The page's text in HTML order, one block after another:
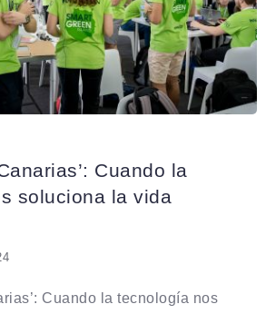
Cuando la
soluciona la vida
Cuando la tecnología nos